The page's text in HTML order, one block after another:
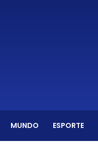
MUNDO ESPORTE